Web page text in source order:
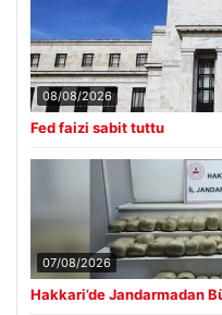
08/08/2026
Fed faizi sabit tuttu
07/08/2026
Hakkari’de Jandarmadan